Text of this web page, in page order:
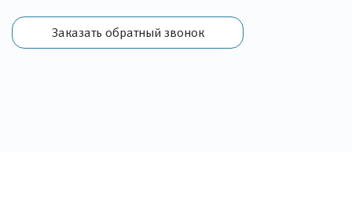
Заказать обратный звонок